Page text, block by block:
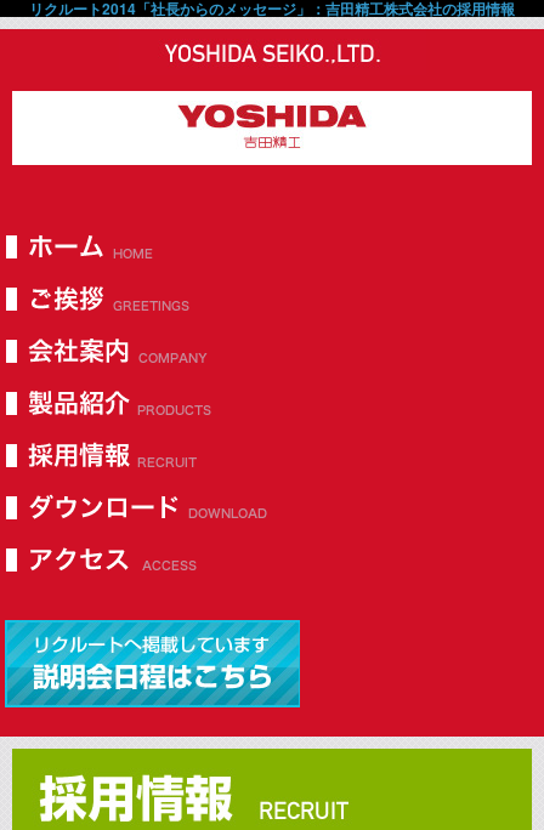
リクルート2014「社長からのメッセージ」：吉田精工株式会社の採用情報